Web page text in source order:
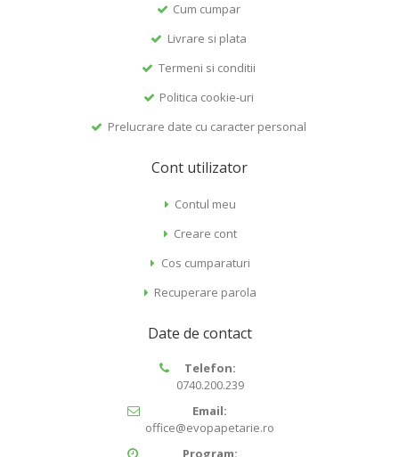
Cum cumpar
Livrare si plata
Termeni si conditii
Politica cookie-uri
Prelucrare date cu caracter personal
Cont utilizator
Contul meu
Creare cont
Cos cumparaturi
Recuperare parola
Date de contact
Telefon:
0740.200.239
Email:
office@evopapetarie.ro
Program: